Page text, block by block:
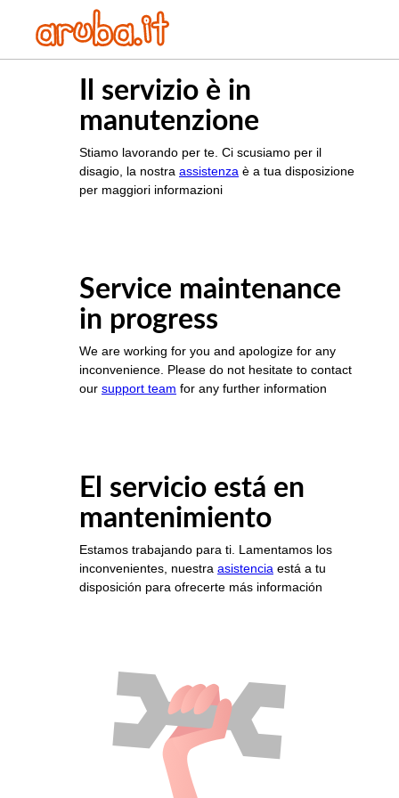
Il servizio è in
manutenzione
Stiamo lavorando per te. Ci scusiamo per il
disagio, la nostra assistenza è a tua disposizione
per maggiori informazioni
Service maintenance
in progress
We are working for you and apologize for any
inconvenience. Please do not hesitate to contact
our support team for any further information
El servicio está en
mantenimiento
Estamos trabajando para ti. Lamentamos los
inconvenientes, nuestra asistencia está a tu
disposición para ofrecerte más información